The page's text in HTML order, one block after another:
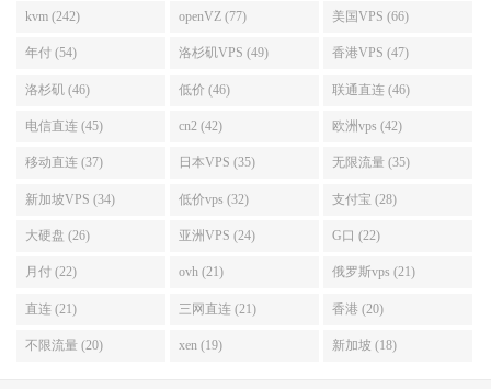
kvm (242) openVZ (77) 美国VPS (66)
年付 (54) 洛杉矶VPS (49) 香港VPS (47)
洛杉矶 (46) 低价 (46) 联通直连 (46)
电信直连 (45) cn2 (42) 欧洲vps (42)
移动直连 (37) 日本VPS (35) 无限流量 (35)
新加坡VPS (34) 低价vps (32) 支付宝 (28)
大硬盘 (26) 亚洲VPS (24) G口 (22)
月付 (22) ovh (21) 俄罗斯vps (21)
直连 (21) 三网直连 (21) 香港 (20)
不限流量 (20) xen (19) 新加坡 (18)